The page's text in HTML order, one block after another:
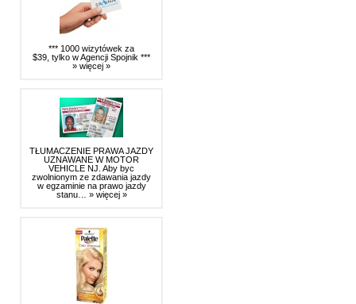
*** 1000 wizytówek za
$39, tylko w Agencji Spojnik ***
» więcej »
TŁUMACZENIE PRAWA JAZDY
UZNAWANE W MOTOR
VEHICLE NJ. Aby byc
zwolnionym ze zdawania jazdy
w egzaminie na prawo jazdy
stanu… » więcej »